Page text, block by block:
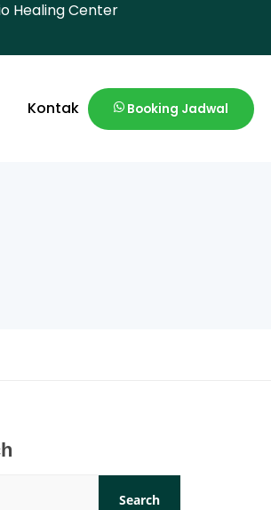
Healing Center
Kontak Booking Jadwal
Search